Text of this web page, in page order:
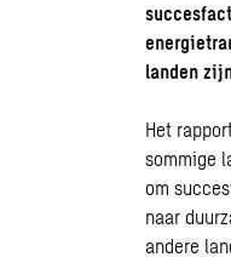
landen
Het
sommige
om
naar
andere